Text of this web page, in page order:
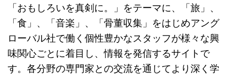
「おもしろいを真剣に。」をテーマに、「旅」、
「食」、「音楽」、「骨董収集」をはじめアング
ローバル社で働く個性豊かなスタッフが様々な興
味関心ごとに着目し、情報を発信するサイトで
す。各分野の専門家との交流を通じてより深く学